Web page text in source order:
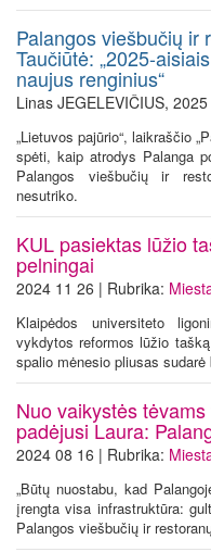
Palangos viešbučių ir
Taučiūtė: „2025-
naujus renginius“
Linas JEGELEVIČIUS,
„Lietuvos pajūrio“, laikraščio
spėti, kaip atrodys Palanga
Palangos viešbučių ir
nesutriko.
KUL pasiektas lūžio
pelningai
2024 11 26 | Rubrika:
Klaipėdos universiteto
vykdytos reformos lūžio
spalio mėnesio pliusas
Nuo vaikystės
padėjusi Laura:
2024 08 16 | Rubrika:
„Būtų nuostabu, kad
įrengta visa infrastruktūra:
Palangos viešbučių ir